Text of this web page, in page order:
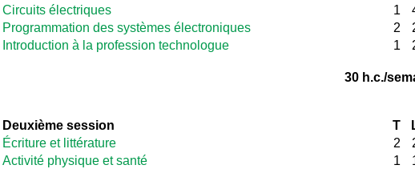
Circuits électriques
1
Programmation des systèmes électroniques
2
Introduction à la profession technologue
1
30 h.c./
Deuxième session T
Écriture et littérature
2
Activité physique et santé
1